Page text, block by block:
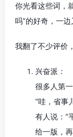
你光看这些词，
吗”的好奇，一边
我翻了不少评价
兴奋派：
很多人第
“哇，省事
有人说：“
给一版，